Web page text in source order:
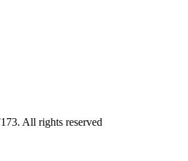
All rights reserved